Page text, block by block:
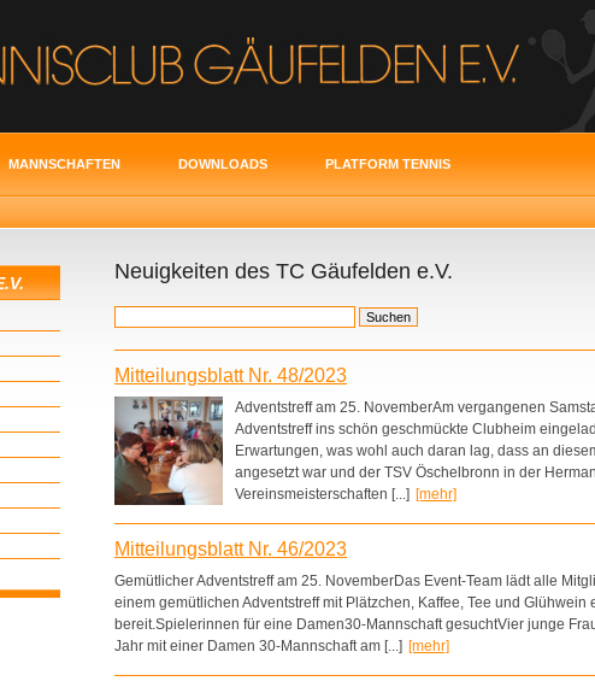
MANNSCHAFTEN DOWNLOADS PLATFORM TENNIS
Neuigkeiten des TC Gäufelden e.V.
Mitteilungsblatt Nr. 48/2023
Adventstreff am 25. NovemberAm vergangenen
Adventstreff ins schön geschmückte Clubheim
Erwartungen, was wohl auch daran lag, dass an
angesetzt war und der TSV Öschelbronn in der
Vereinsmeisterschaften [...] [mehr]
Mitteilungsblatt Nr. 46/2023
Gemütlicher Adventstreff am 25. NovemberDas Event-Team lädt alle
einem gemütlichen Adventstreff mit Plätzchen, Kaffee, Tee und
bereit.Spielerinnen für eine Damen30-Mannschaft gesuchtVier junge
Jahr mit einer Damen 30-Mannschaft am [...] [mehr]